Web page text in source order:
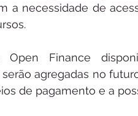
a necessidade de
Open Finance
agregadas no
de pagamento e a